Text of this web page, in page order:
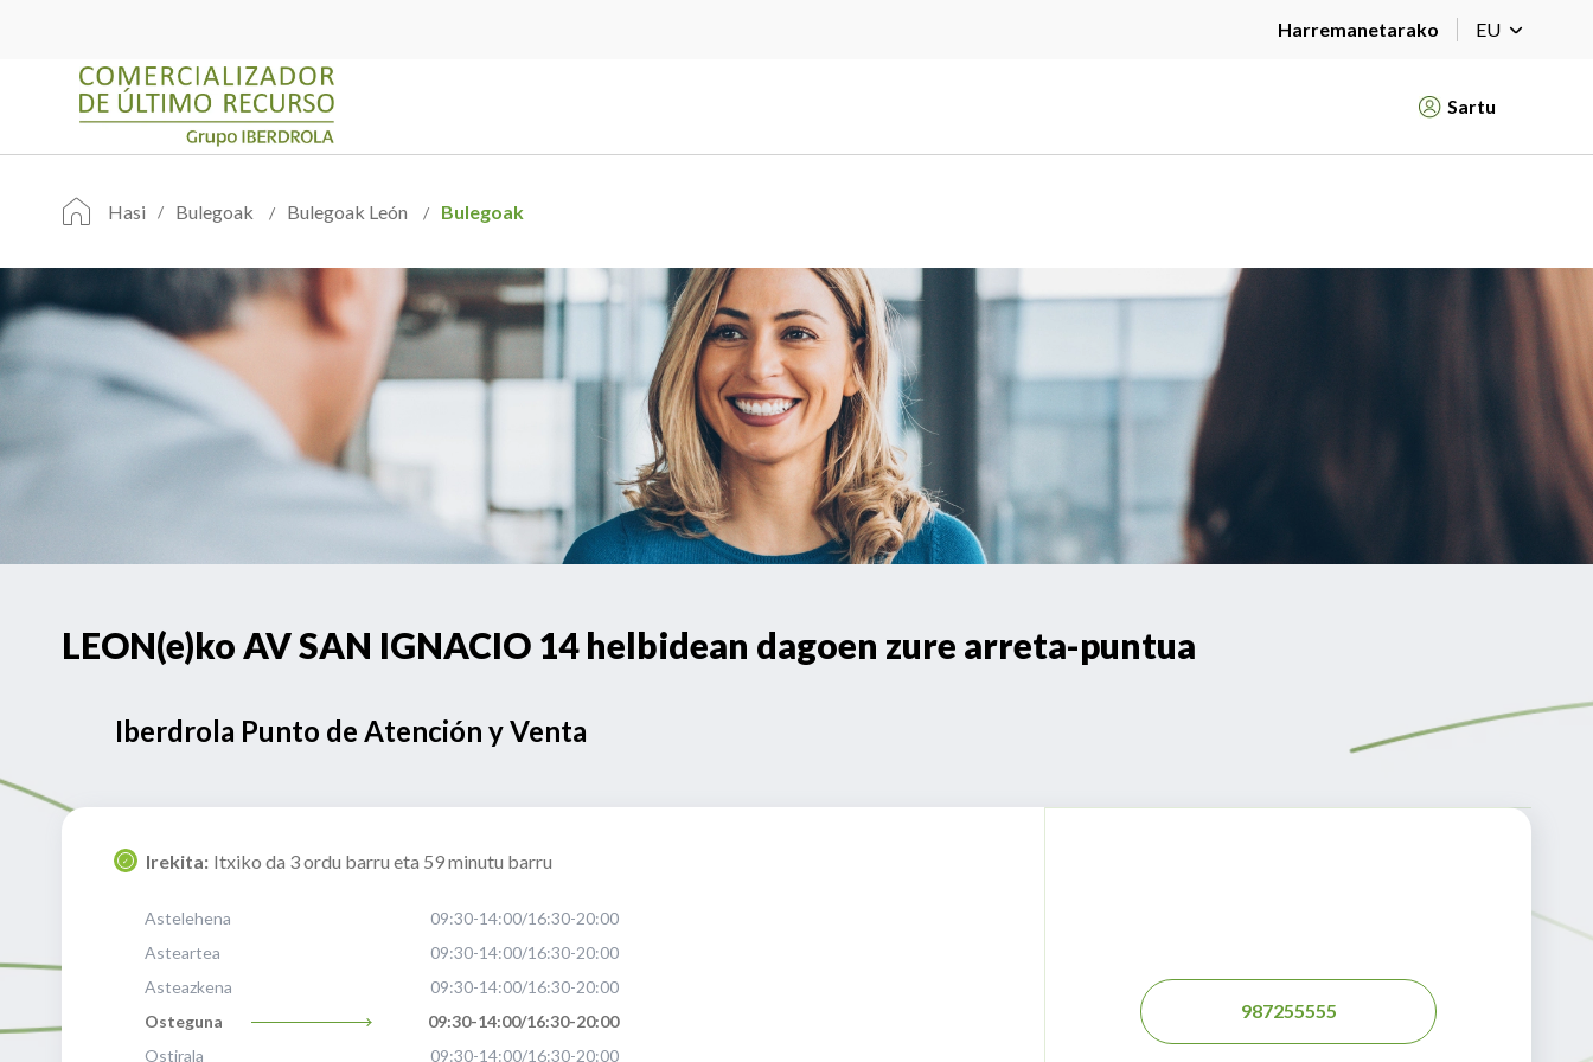
Harremanetarako EU
Sartu
Hasi Bulegoak Bulegoak León Bulegoak
LEON(e)ko AV SAN IGNACIO 14 helbidean dagoen zure arreta-puntua
Iberdrola Punto de Atención y Venta
Irekita: Itxiko da 3 ordu barru eta 59 minutu barru
Astelehena
09:30-14:00/16:30-20:00
Asteartea
09:30-14:00/16:30-20:00
Asteazkena
09:30-14:00/16:30-20:00
Osteguna
09:30-14:00/16:30-20:00
Ostirala
09:30-14:00/16:30-20:00
987255555